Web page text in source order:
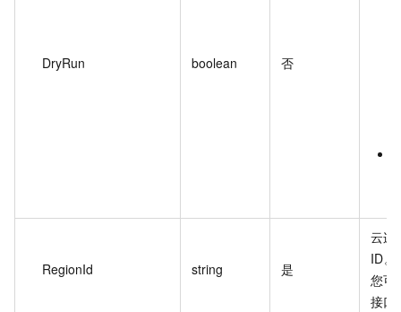
DryRun boolean 否
RegionId string 是
云连
ID。
您可
接口